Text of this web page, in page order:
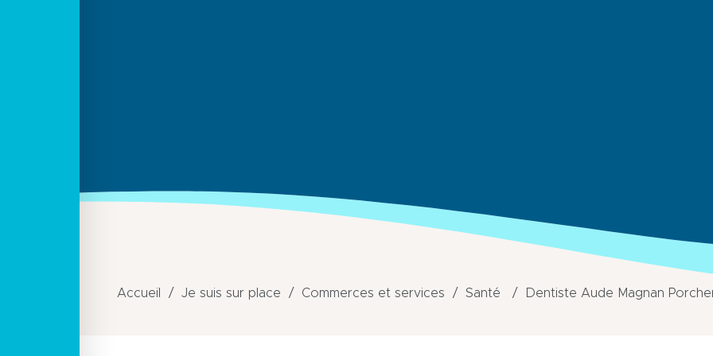
Accueil Je suis sur place Commerces et services Santé Dentiste Aude Magnan